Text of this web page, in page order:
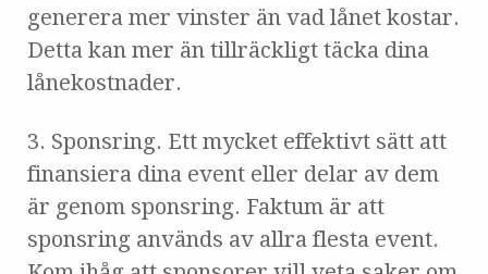
generera mer vinster än vad lånet kostar.
Detta kan mer än tillräckligt täcka dina
lånekostnader.
3. Sponsring. Ett mycket effektivt sätt att
finansiera dina event eller delar av dem
är genom sponsring. Faktum är att
sponsring används av allra flesta event.